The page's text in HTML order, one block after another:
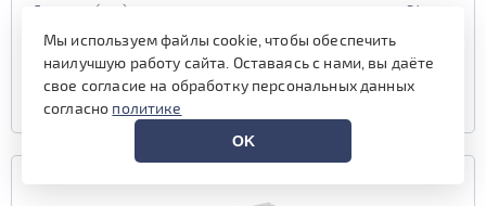
Гарантия (мес)
24 мес.
наличие уточняйте у менеджера
УЗНАТЬ ЦЕНУ
Мы используем файлы cookie, чтобы обеспечить
наилучшую работу сайта. Оставаясь с нами, вы даёте
свое согласие на обработку персональных данных
согласно политике
OK